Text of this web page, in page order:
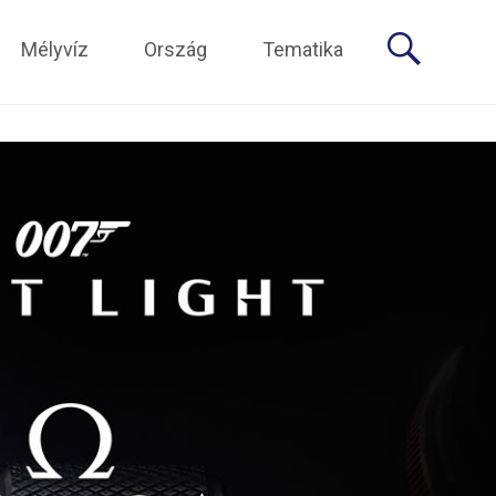
Mélyvíz Ország Tematika